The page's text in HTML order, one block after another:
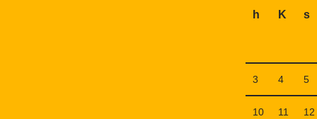
h K s
3 4 5
10 11 12